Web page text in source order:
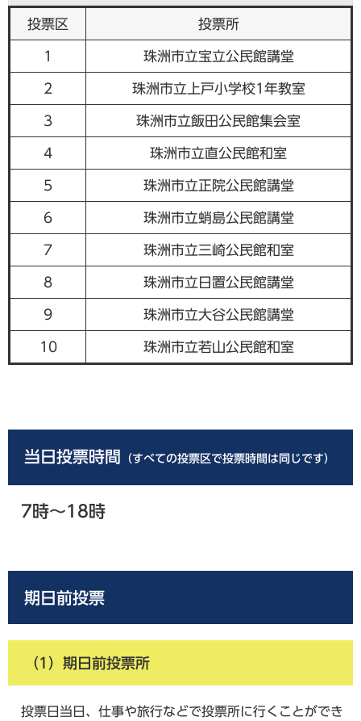
投票区 投票所
1 珠洲市立宝立公民館講堂
2 珠洲市立上戸小学校1年教室
3 珠洲市立飯田公民館集会室
4 珠洲市立直公民館和室
5 珠洲市立正院公民館講堂
6 珠洲市立蛸島公民館講堂
7 珠洲市立三崎公民館和室
8 珠洲市立日置公民館講堂
9 珠洲市立大谷公民館講堂
10 珠洲市立若山公民館和室
当日投票時間 （すべての投票区で投票時間は同じです）
7時～18時
期日前投票
（1）期日前投票所
投票日当日、仕事や旅行などで投票所に行くことができ